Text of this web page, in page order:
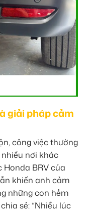
giải pháp cảm
công việc thường
nơi khác
BRV của
khiến anh cảm
những con hẻm
sẻ: “Nhiều lúc